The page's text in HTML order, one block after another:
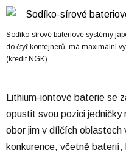
Sodíko-sírové bateriové systémy
do čtyř kontejnerů, má maximální
(kredit NGK)
Lithium-iontové baterie se
opustit svou pozici
obor jim v dílčích
konkurence, včetně